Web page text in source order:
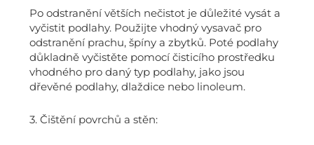
Po odstranění větších nečistot je důležité vysát a
vyčistit podlahy. Použijte vhodný vysavač pro
odstranění prachu, špíny a zbytků. Poté podlahy
důkladně vyčistěte pomocí čisticího prostředku
vhodného pro daný typ podlahy, jako jsou
dřevěné podlahy, dlaždice nebo linoleum.
3. Čištění povrchů a stěn: